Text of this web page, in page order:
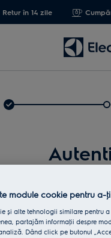
Retur în 14 zile
module cookie pentru
și alte tehnologii similare pentru
partajăm informaţii despre
Dând click pe butonul